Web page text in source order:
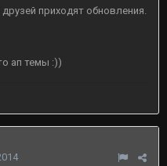
приходят обновления.
ап темы :))